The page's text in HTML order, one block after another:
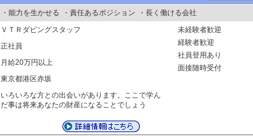
・能力を生かせる ・責任あるポジション
・長く働ける会社
ＶＴＲダビングスタッフ
正社員
月給20万円以上
東京都港区赤坂
いろいろな方との出会いがあります。ここで学ん
だ事は将来あなたの財産になることでしょう
未経験者歓迎
経験者歓迎
社員登用あり
面接随時受付